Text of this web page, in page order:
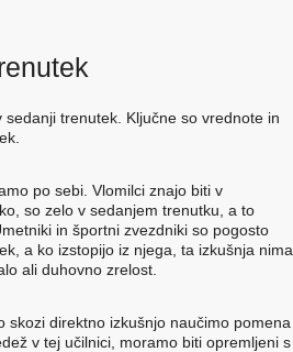
trenutek. Ključne so vrednote in
po sebi. Vlomilci znajo biti v
so zelo v sedanjem trenutku, a to
in športni zvezdniki so pogosto
a ko izstopijo iz njega, ta izkušnja nima
ali duhovno zrelost.
skozi direktno izkušnjo naučimo pomena
v tej učilnici, moramo biti opremljeni s